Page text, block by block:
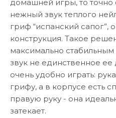
домашней игры, то точно
нежный звук теплого
гриф “испанский сапог”,
конструкция. Такое
максимально
звук не единственное ее
очень удобно играть:
грифу, а в корпусе есть
правую руку - она
затекает.